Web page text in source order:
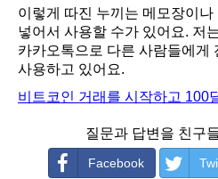
이렇게 따진 누끼는 메모장이
넣어서 사용할 수가 있어요. 저
카카오톡으로 다른 사람들에게
사용하고 있어요.
비트코인 거래를 시작하고 100
질문과 답변을 친구
Facebook